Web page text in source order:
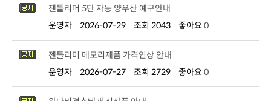
젠틀리머 5단 자동 양우산 예구안내
운영자
2026-07-29 조회 2043 좋아요 0
젠틀리머 메모리제품 가격인상 안내
운영자
2026-07-27 조회 2729 좋아요 0